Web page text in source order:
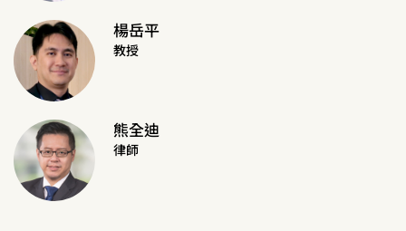
楊岳平
教授
熊全迪
律師